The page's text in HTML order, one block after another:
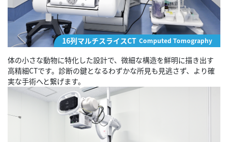
16列マルチスライスCT Computed Tomography
体の小さな動物に特化した設計で、微細な構造を鮮明に描き出す
高精細CTです。診断の鍵となるわずかな所見も見逃さず、より確
実な手術へと繋げます。